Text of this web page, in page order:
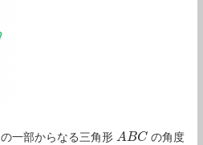
一部からなる三角形 ABC
ABC
の角度